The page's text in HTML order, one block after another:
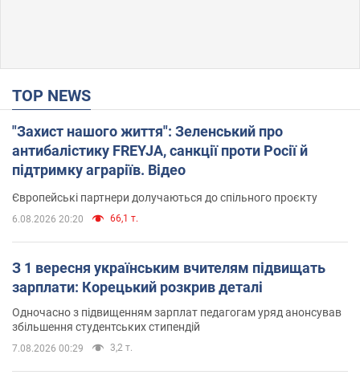
TOP NEWS
"Захист нашого життя": Зеленський про
антибалістику FREYJA, санкції проти Росії й
підтримку аграріїв. Відео
Європейські партнери долучаються до спільного проєкту
6.08.2026 20:20 66,1 т.
З 1 вересня українським вчителям підвищать
зарплати: Корецький розкрив деталі
Одночасно з підвищенням зарплат педагогам уряд анонсував
збільшення студентських стипендій
7.08.2026 00:29 3,2 т.